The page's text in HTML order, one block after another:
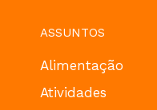
ASSUNTOS
Alimentação
Atividades